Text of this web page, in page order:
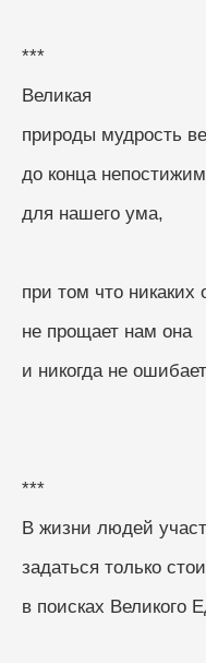
***
Великая
природы мудрость
до конца
для нашего ума,
при том что никаких
не прощает нам она
и никогда не
***
В жизни людей
задаться только
в поисках Великого